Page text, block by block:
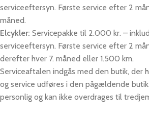
serviceeftersyn. Første service efter 2
måned.
Elcykler: Servicepakke til 2.000 kr. –
serviceeftersyn. Første service efter 2
derefter hver 7. måned eller 1.500 km.
Serviceaftalen indgås med den butik, der
og service udføres i den pågældende
personlig og kan ikke overdrages til